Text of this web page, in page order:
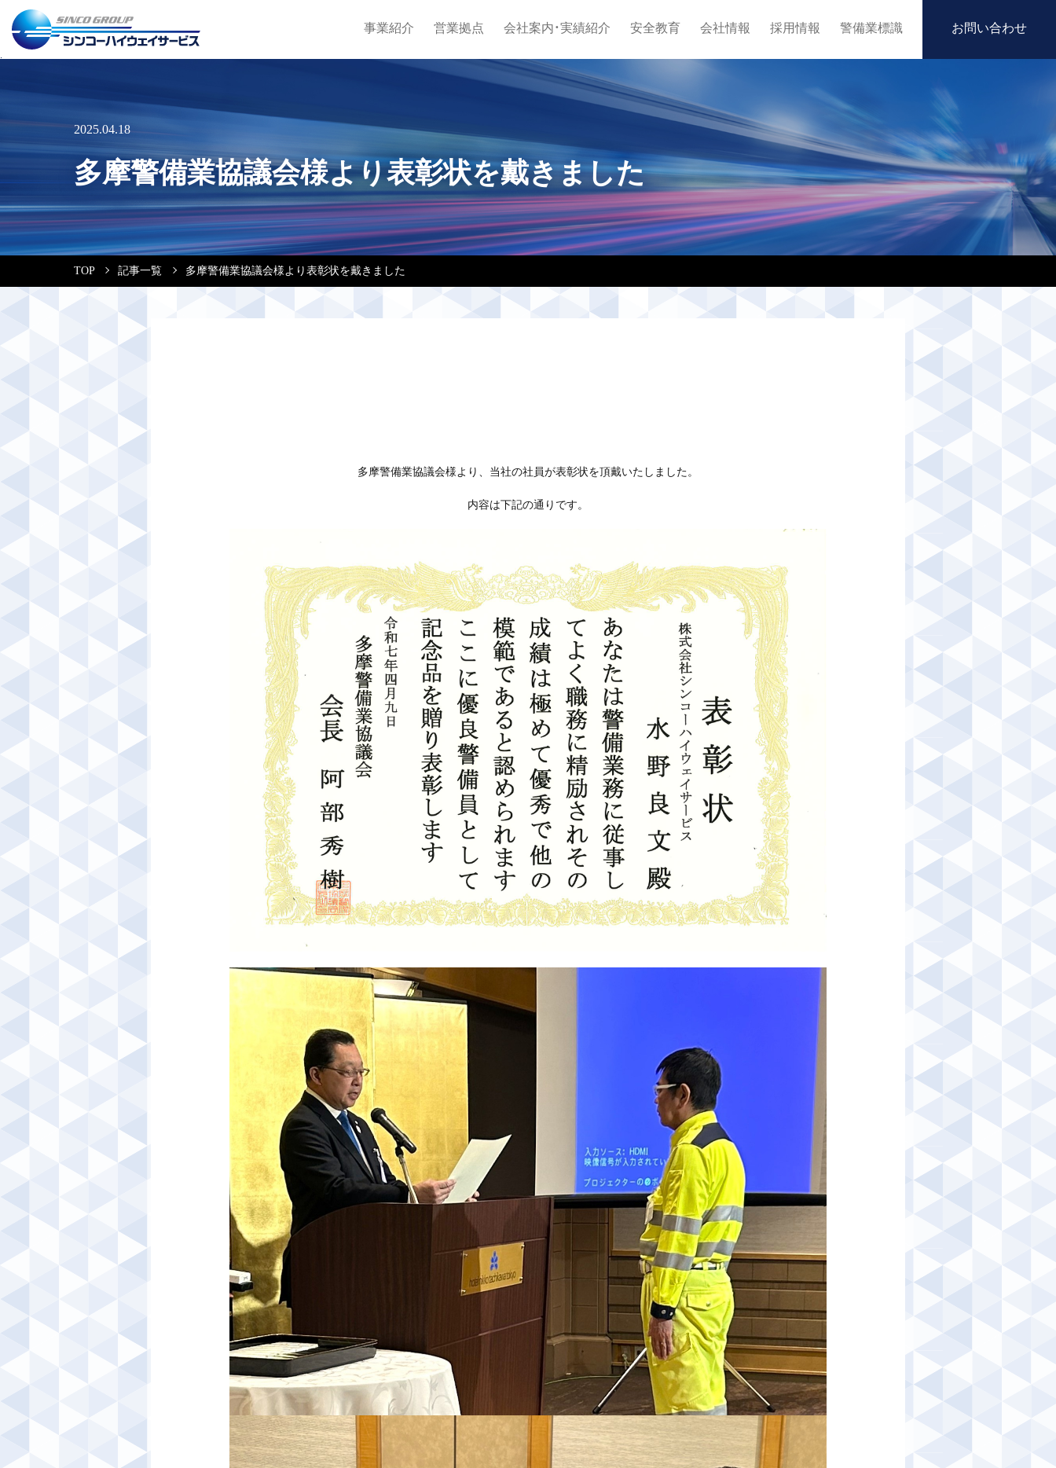
事業紹介 営業拠点 会社案内・実績紹介 安全教育 会社情報 採用情報 警備業標識 お問い合わせ
2025.04.18
多摩警備業協議会様より表彰状を戴きました
TOP 記事一覧 多摩警備業協議会様より表彰状を戴きました
多摩警備業協議会様より、当社の社員が表彰状を頂戴いたしました。
内容は下記の通りです。